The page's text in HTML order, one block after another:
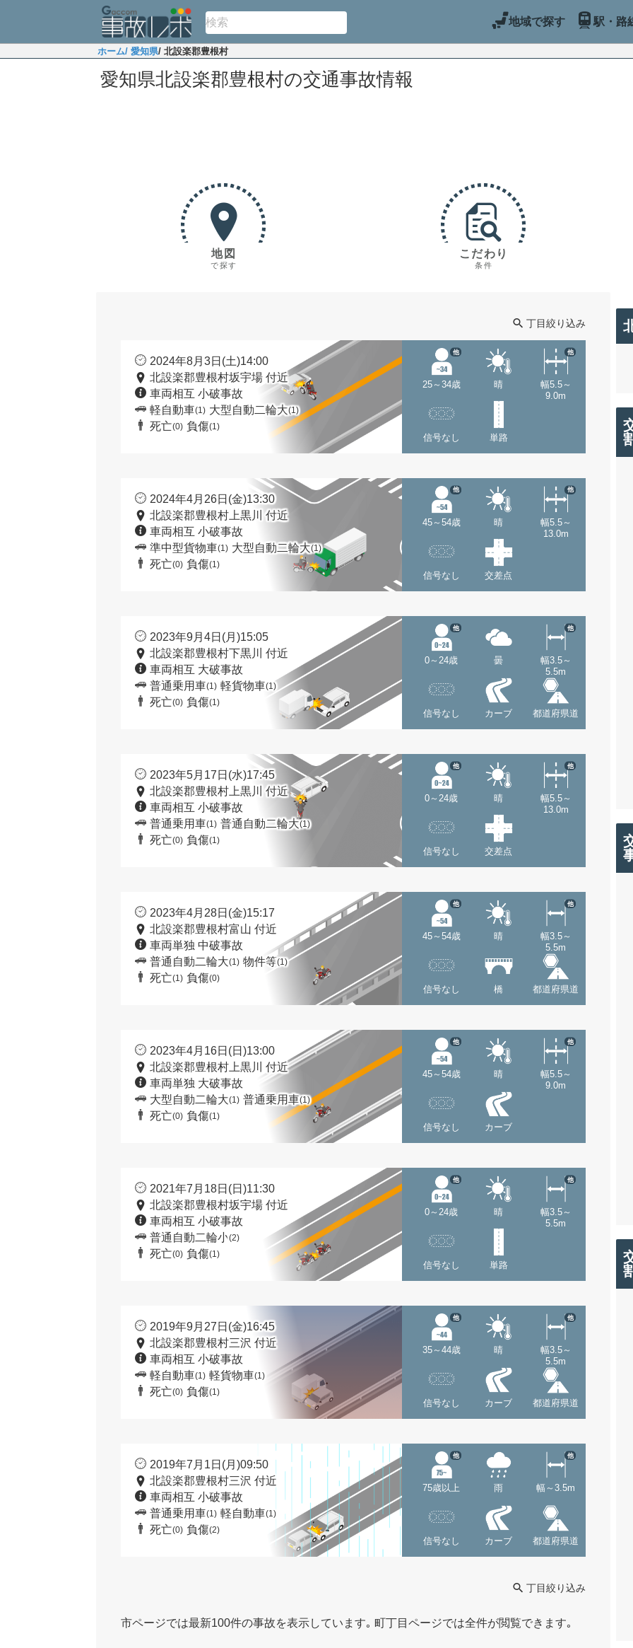
地域で探す 駅・路
ホーム/ 愛知県/ 北設楽郡豊根村
愛知県北設楽郡豊根村の交通事故情報
地図
で探す
こだわり
条件
丁目絞り込み
2024年8月3日(土)14:00
北設楽郡豊根村坂宇場 付近
車両相互 小破事故
軽自動車(1) 大型自動二輪大(1)
死亡(0) 負傷(1)
25～34歳
他
晴
幅5.5～
9.0m
他
信号なし 単路
2024年4月26日(金)13:30
北設楽郡豊根村上黒川 付近
車両相互 小破事故
準中型貨物車(1) 大型自動二輪大(1)
死亡(0) 負傷(1)
45～54歳
他
晴
幅5.5～
13.0m
他
信号なし 交差点
2023年9月4日(月)15:05
北設楽郡豊根村下黒川 付近
車両相互 大破事故
普通乗用車(1) 軽貨物車(1)
死亡(0) 負傷(1)
0～24歳
他
曇
幅3.5～
5.5m
他
信号なし カーブ 都道府県道
2023年5月17日(水)17:45
北設楽郡豊根村上黒川 付近
車両相互 小破事故
普通乗用車(1) 普通自動二輪大(1)
死亡(0) 負傷(1)
0～24歳
他
晴
幅5.5～
13.0m
他
信号なし 交差点
2023年4月28日(金)15:17
北設楽郡豊根村富山 付近
車両単独 中破事故
普通自動二輪大(1) 物件等(1)
死亡(1) 負傷(0)
45～54歳
他
晴
幅3.5～
5.5m
他
信号なし 橋 都道府県道
2023年4月16日(日)13:00
北設楽郡豊根村上黒川 付近
車両単独 大破事故
大型自動二輪大(1) 普通乗用車(1)
死亡(0) 負傷(1)
45～54歳
他
晴
幅5.5～
9.0m
他
信号なし カーブ
2021年7月18日(日)11:30
北設楽郡豊根村坂宇場 付近
車両相互 小破事故
普通自動二輪小(2)
死亡(0) 負傷(1)
0～24歳
他
晴
幅3.5～
5.5m
他
信号なし 単路
2019年9月27日(金)16:45
北設楽郡豊根村三沢 付近
車両相互 小破事故
軽自動車(1) 軽貨物車(1)
死亡(0) 負傷(1)
35～44歳
他
晴
幅3.5～
5.5m
他
信号なし カーブ 都道府県道
2019年7月1日(月)09:50
北設楽郡豊根村三沢 付近
車両相互 小破事故
普通乗用車(1) 軽自動車(1)
死亡(0) 負傷(2)
75歳以上
他
雨 幅～3.5m
他
信号なし カーブ 都道府県道
丁目絞り込み
市ページでは最新100件の事故を表示しています｡ 町丁目ページでは全件が閲覧できます｡